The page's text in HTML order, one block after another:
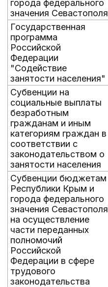
города федерального
значения Севастополя
Государственная
программа
Российской
Федерации
"Содействие
занятости населения"
Субвенции на
социальные выплаты
безработным
гражданам и иным
категориям граждан в
соответствии с
законодательством о
занятости населения
Субвенции бюджетам
Республики Крым и
города федерального
значения Севастополя
на осуществление
части переданных
полномочий
Российской
Федерации в сфере
трудового
законодательства